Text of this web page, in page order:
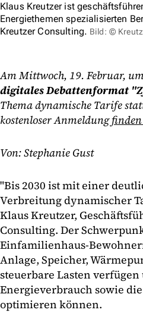
Klaus Kreutzer ist
Energiethemen spezialisierten
Kreutzer Consulting. Bild: ©
Am Mittwoch, 19. Februar,
digitales Debattenformat
Thema dynamische Tarife
kostenloser Anmeldungfinden
Von: Stephanie Gust
"Bis 2030 ist mit einer
Verbreitung dynamischer
Klaus Kreutzer,
Consulting. Der
Einfamilienhaus-
Anlage, Speicher,
steuerbare Lasten
Energieverbrauch sowie
optimieren können.